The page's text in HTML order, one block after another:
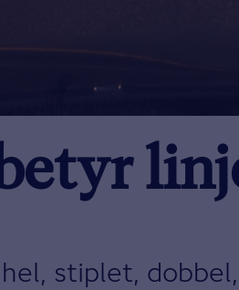
stiplet,